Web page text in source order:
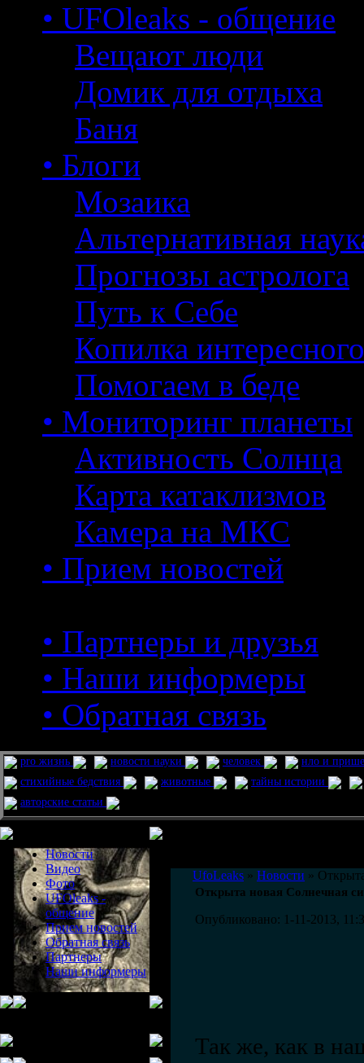
• UFOleaks - общение
Вещают люди
Домик для отдыха
Баня
• Блоги
Мозаика
Альтернативная
Прогнозы астролога
Путь к Себе
Копилка интересного
Помогаем в беде
• Мониторинг планеты
Активность Солнца
Карта катаклизмов
Камера на МКС
• Прием новостей
• Партнеры и друзья
• Наши информеры
• Обратная связь
pro жизнь новости науки человек
нло и
стихийные бедствия
животные
тайны истории
авторские статьи
Новости
Видео
Фото
UFOleaks -
общение
Прием новостей
Обратная связь
Партнеры
Наши информеры
UfoLeaks » Новости »
Открыта новая Солнечная
Опубликовано: 1-11-2013,
Так же, как в